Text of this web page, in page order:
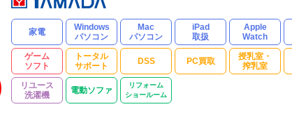
家電
Windows
パソコン
Mac
パソコン
iPad
取扱
Apple
Watch
ゲーム
ソフト
トータル
サポート
DSS PC買取
授乳室・
搾乳室
リユース
洗濯機
電動ソファ
リフォーム
ショールーム